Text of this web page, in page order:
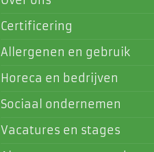
Certificering
Allergenen en gebruik
Horeca en bedrijven
Sociaal ondernemen
Vacatures en stages